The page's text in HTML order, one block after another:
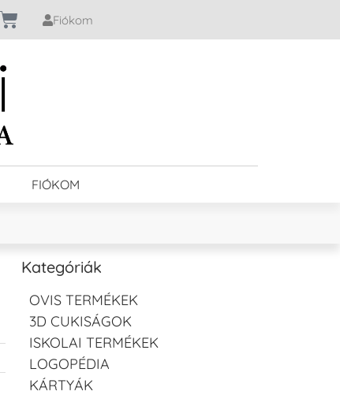
Fiókom
FIÓKOM
Kategóriák
OVIS TERMÉKEK
3D CUKISÁGOK
ISKOLAI TERMÉKEK
LOGOPÉDIA
KÁRTYÁK